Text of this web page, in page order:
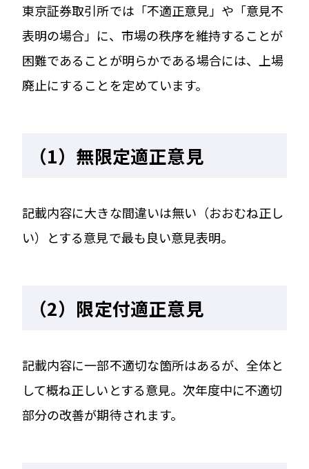
東京証券取引所では「不適正意見」や「意見不
表明の場合」に、市場の秩序を維持することが
困難であることが明らかである場合には、上場
廃止にすることを定めています。
（1）無限定適正意見
記載内容に大きな間違いは無い（おおむね正し
い）とする意見で最も良い意見表明。
（2）限定付適正意見
記載内容に一部不適切な箇所はあるが、全体と
して概ね正しいとする意見。次年度中に不適切
部分の改善が期待されます。